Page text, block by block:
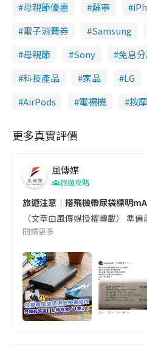
o
母親節優惠
蘇寧
電子消費券
Samsung
母親節
Sony 免息
科技產品
家品 LG
AirPods
電視機 按摩
更多真實評價
風傳媒
旅遊攻略
旅遊注意｜搭飛機帶尿袋標明
（文章由風傳媒授權轉載） 準
閱讀更多